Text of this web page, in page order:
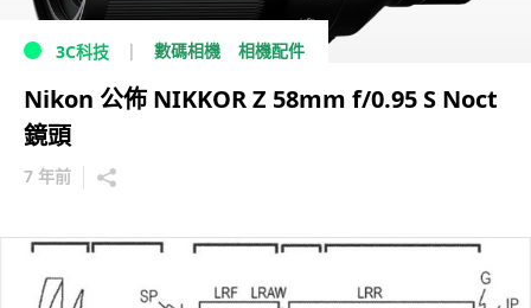
3C科技 數碼相機 相機配件
Nikon 公佈 NIKKOR Z 58mm f/0.95 S Noct
鏡頭
7 年前